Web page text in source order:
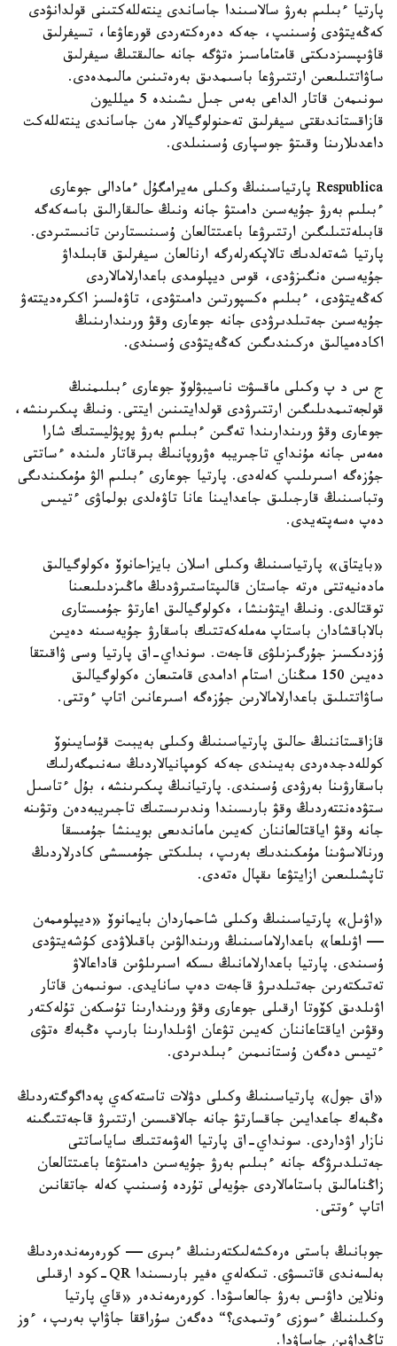
پارتيا ءبىلىم بەرۋ سالاسىندا جاساندى ينتەللەكتىنى قولدانۋدى
كەڭەيتۋدى ۇسىنىپ، جەكە دەرەكتەردى قورعاۋعا، تسيفرلىق
قاۋىپسىزدىكتى قامتاماسىز ەتۋگە جانە حالىقتىڭ سيفرلىق
ساۋاتتىلىعىن ارتتىرۋعا باسىمدىق بەرەتىنىن مالىمدەدى.
سونىمەن قاتار الداعى بەس جىل ىشىندە 5 ميلليون
قازاقستاندىقتى سيفرلىق تەحنولوگيالار مەن جاساندى ينتەللەكت
داعدىلارىنا وقىتۋ جوسپارى ۇسىنىلدى.
Respublica پارتياسىنىڭ وكىلى مەيرامگۇل ءمادالى جوعارى
ءبىلىم بەرۋ جۇيەسىن دامىتۋ جانە ونىڭ حالىقارالىق باسەكەگە
قابىلەتتىلىگىن ارتتىرۋعا باعىتتالعان ۇسىنىستارىن تانىستىردى.
پارتيا شەتەلدىك تالاپكەرلەرگە ارنالعان سيفرلىق قابىلداۋ
جۇيەسىن ەنگىزۋدى، قوس ديپلومدى باعدارلامالاردى
كەڭەيتۋدى، ءبىلىم ەكسپورتىن دامىتۋدى، تاۋەلسىز اككرەديتتەۋ
جۇيەسىن جەتىلدىرۋدى جانە جوعارى وقۋ ورىندارىنىڭ
اكادەميالىق ەركىندىگىن كەڭەيتۋدى ۇسىندى.
ج س د پ وكىلى ماقسۋت ناسيبۋلوۆ جوعارى ءبىلىمنىڭ
قولجەتىمدىلىگىن ارتتىرۋدى قولدايتىنىن ايتتى. ونىڭ پىكىرىنشە،
جوعارى وقۋ ورىندارىندا تەگىن ءبىلىم بەرۋ پوپۋليستىك شارا
ەمەس جانە مۇنداي تاجىريبە ەۋروپانىڭ بىرقاتار ەلىندە ءساتتى
جۇزەگە اسىرىلىپ كەلەدى. پارتيا جوعارى ءبىلىم الۋ مۇمكىندىگى
وتباسىنىڭ قارجىلىق جاعدايىنا عانا تاۋەلدى بولماۋى ءتيىس
دەپ ەسەپتەيدى.
«بايتاق» پارتياسىنىڭ وكىلى اسلان بايزاحانوۆ ەكولوگيالىق
مادەنيەتتى ەرتە جاستان قالىپتاستىرۋدىڭ ماڭىزدىلىعىنا
توقتالدى. ونىڭ ايتۋىنشا، ەكولوگيالىق اعارتۋ جۇمىستارى
بالاباقشادان باستاپ مەملەكەتتىك باسقارۋ جۇيەسىنە دەيىن
ۇزدىكسىز جۇرگىزىلۋى قاجەت. سونداي-اق پارتيا وسى ۋاقىتقا
دەيىن 150 مىڭنان استام ادامدى قامتىعان ەكولوگيالىق
ساۋاتتىلىق باعدارلامالارىن جۇزەگە اسىرعانىن اتاپ ءوتتى.
قازاقستاننىڭ حالىق پارتياسىنىڭ وكىلى بەيبىت قۇسايىنوۆ
كوللەدجدەردى بەيىندى جەكە كومپانيالاردىڭ سەنىمگەرلىك
باسقارۋىنا بەرۋدى ۇسىندى. پارتيانىڭ پىكىرىنشە، بۇل ءتاسىل
ستۋدەنتتەردىڭ وقۋ بارىسىندا وندىرىستىك تاجىريبەدەن وتۋىنە
جانە وقۋ اياقتالعاننان كەيىن ماماندىعى بويىنشا جۇمىسقا
ورنالاسۋىنا مۇمكىندىك بەرىپ، بىلىكتى جۇمىسشى كادرلاردىڭ
تاپشىلىعىن ازايتۋعا ىقپال ەتەدى.
«اۋىل» پارتياسىنىڭ وكىلى شاحماردان بايمانوۆ «ديپلوممەن
— اۋىلعا» باعدارلاماسىنىڭ ورىندالۋىن باقىلاۋدى كۇشەيتۋدى
ۇسىندى. پارتيا باعدارلامانىڭ ىسكە اسىرىلۋىن قاداعالاۋ
تەتىكتەرىن جەتىلدىرۋ قاجەت دەپ سانايدى. سونىمەن قاتار
اۋىلدىق كۆوتا ارقىلى جوعارى وقۋ ورىندارىنا تۇسكەن تۇلەكتەر
وقۋىن اياقتاعاننان كەيىن تۋعان اۋىلدارىنا بارىپ ەڭبەك ەتۋى
ءتيىس دەگەن ۇستانىمىن ءبىلدىردى.
«اق جول» پارتياسىنىڭ وكىلى دۋلات تاستەكەي پەداگوگتەردىڭ
ەڭبەك جاعدايىن جاقسارتۋ جانە جالاقىسىن ارتتىرۋ قاجەتتىگىنە
نازار اۋداردى. سونداي-اق پارتيا الەۋمەتتىك ساياساتتى
جەتىلدىرۋگە جانە ءبىلىم بەرۋ جۇيەسىن دامىتۋعا باعىتتالعان
زاڭنامالىق باستامالاردى جۇيەلى تۇردە ۇسىنىپ كەلە جاتقانىن
اتاپ ءوتتى.
جوبانىڭ باستى ەرەكشەلىكتەرىنىڭ ءبىرى — كورەرمەندەردىڭ
بەلسەندى قاتىسۋى. تىكەلەي ەفير بارىسىندا QR-كود ارقىلى
ونلاين داۋىس بەرۋ جالعاسۋدا. كورەرمەندەر «قاي پارتيا
وكىلىنىڭ ءسوزى ءوتىمدى؟“ دەگەن سۇراققا جاۋاپ بەرىپ، ءوز